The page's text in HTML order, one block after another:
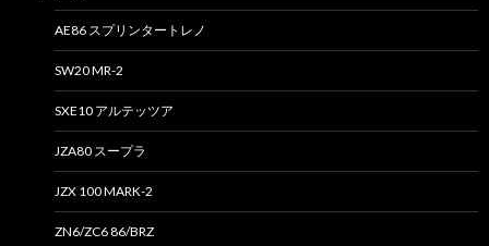
AE86 スプリンタートレノ
SW20 MR-2
SXE10 アルテッツア
JZA80 スープラ
JZX 100 MARK-2
ZN6/ZC6 86/BRZ